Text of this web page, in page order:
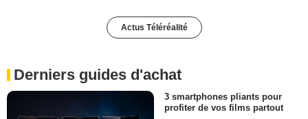
Actus Téléréalité
Derniers guides d'achat
3 smartphones pliants pour
profiter de vos films partout